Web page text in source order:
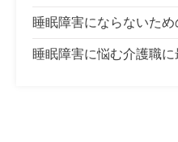
睡眠障害にならないた
睡眠障害に悩む介護職